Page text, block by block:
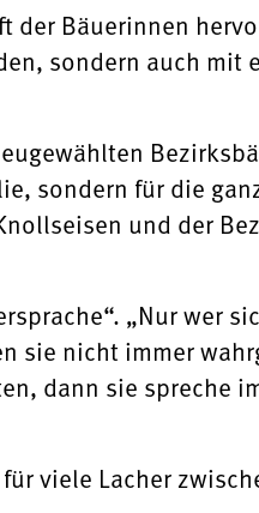
der Bäuerinnen
sondern auch mit
sondern für die
und der
„Nur wer
sie nicht immer
dann sie spreche
viele Lacher